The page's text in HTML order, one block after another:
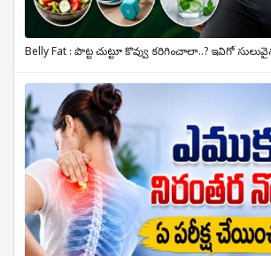
Belly Fat : పొట్ట చుట్టూ కొవ్వు కరిగించాలా..? ఇవిగో